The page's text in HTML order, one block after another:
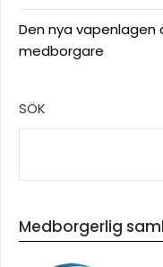
Den nya
medborgare
SÖK
Medborgerlig